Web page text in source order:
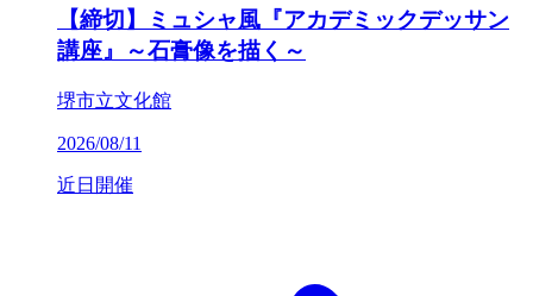
【締切】ミュシャ風『アカデミックデッサン
講座』～石膏像を描く～
堺市立文化館
2026/08/11
近日開催